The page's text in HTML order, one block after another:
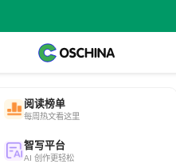
阅读榜单
每周热文看这里
智写平台
AI 创作更轻松